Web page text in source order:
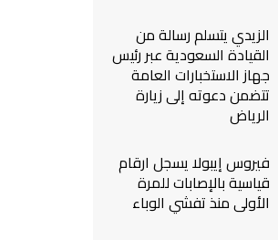
الزيدي يتسلم رسالة من
القيادة السعودية عبر رئيس
جهاز الاستخبارات العامة
تتضمن دعوته إلى زيارة
الرياض
فيروس إيبولا يسجل ارقام
قياسية بالإصابات للمرة
الأولى منذ تفشي الوباء